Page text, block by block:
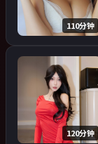
110分钟
120分钟